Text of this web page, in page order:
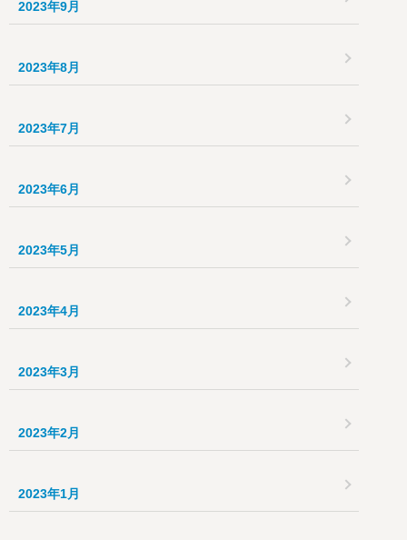
2023年9月
2023年8月
2023年7月
2023年6月
2023年5月
2023年4月
2023年3月
2023年2月
2023年1月